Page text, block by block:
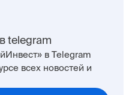
telegram
в Telegram
всех новостей и